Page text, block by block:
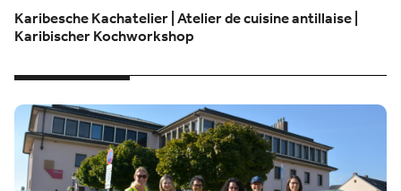
Karibesche Kachatelier | Atelier de cuisine antillaise |
Karibischer Kochworkshop